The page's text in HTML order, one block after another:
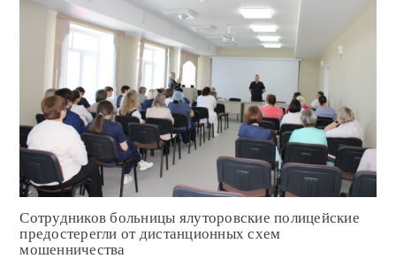
Читать
Сотрудников больницы ялуторовские полицейские
предостерегли от дистанционных схем
мошенничества